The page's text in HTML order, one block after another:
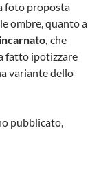
foto proposta
ombre, quanto a
che
fatto ipotizzare
variante dello
pubblicato,